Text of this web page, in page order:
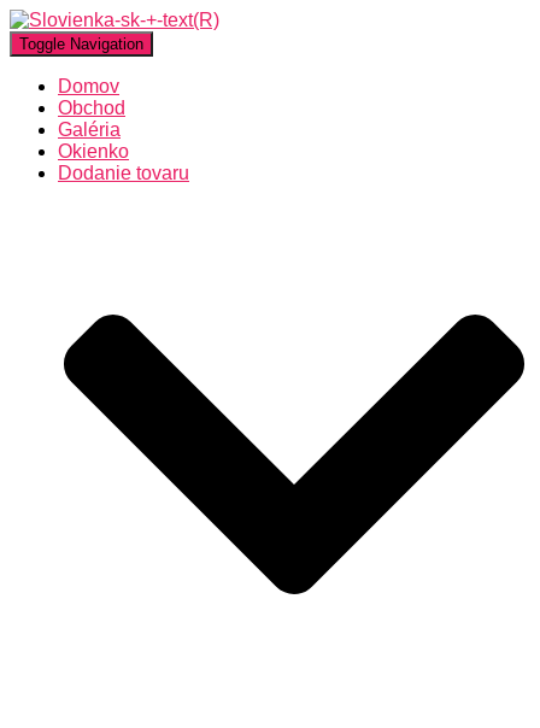
Toggle Navigation
Domov
Obchod
Galéria
Okienko
Dodanie tovaru